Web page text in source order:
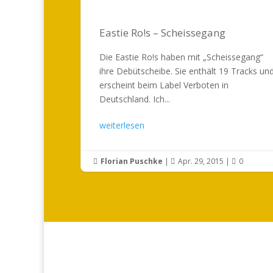
Eastie Ro!s – Scheissegang
Die Eastie Ro!s haben mit „Scheissegang“
ihre Debütscheibe. Sie enthält 19 Tracks
erscheint beim Label Verboten in
Deutschland. Ich...
weiterlesen
 Florian Puschke |  Apr. 29, 2015 |  0